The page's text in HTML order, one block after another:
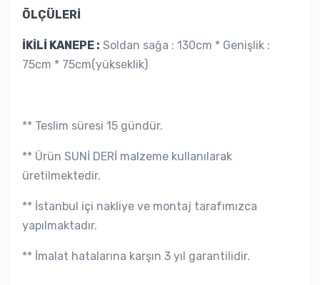
ÖLÇÜLERİ
İKİLİ KANEPE : Soldan sağa : 130cm * Genişlik :
75cm * 75cm(yükseklik)
** Teslim süresi 15 gündür.
** Ürün SUNİ DERİ malzeme kullanılarak
üretilmektedir.
** İstanbul içi nakliye ve montaj tarafımızca
yapılmaktadır.
** İmalat hatalarına karşın 3 yıl garantilidir.